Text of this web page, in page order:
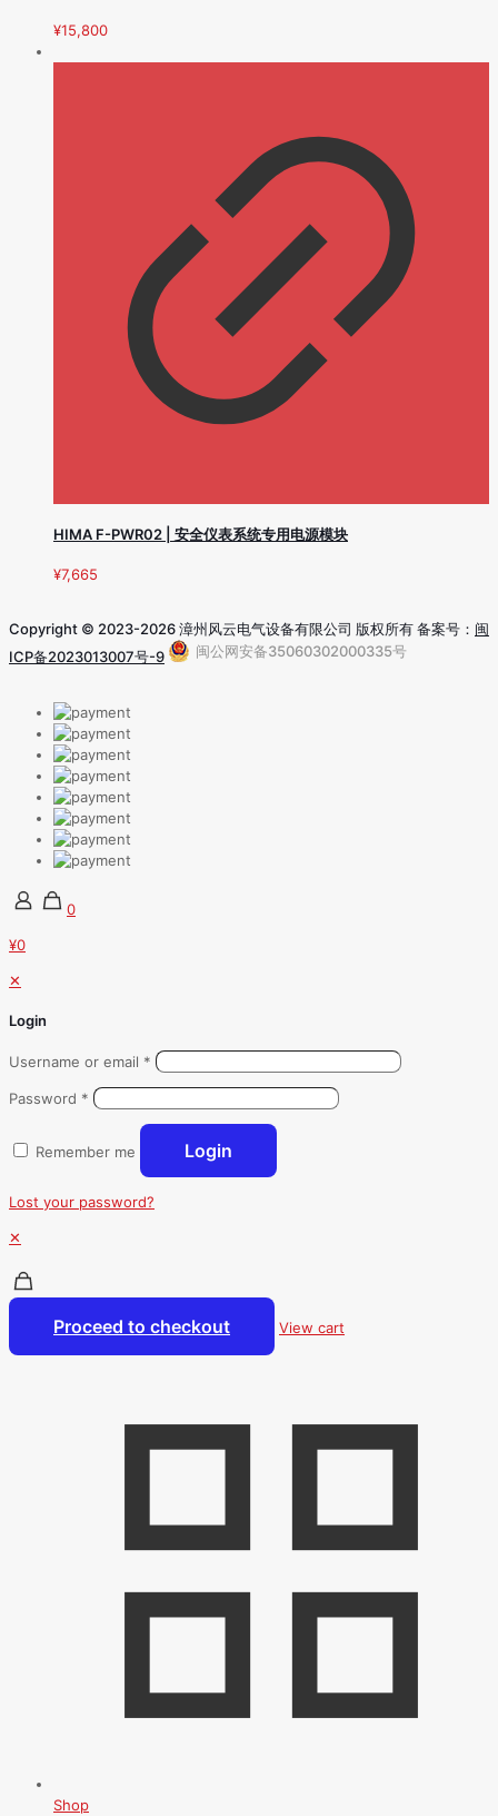
¥15,800
HIMA F-PWR02 | 安全仪表系统专用电源模块
¥7,665
Copyright © 2023-2026 漳州风云电气设备有限公司 版权所有 备案号： 闽
ICP备2023013007号-9
闽公网安备35060302000335号
0
¥0
✕
Login
Username or email *
Password *
Remember me Login
Lost your password?
✕
Proceed to checkout View cart
Shop